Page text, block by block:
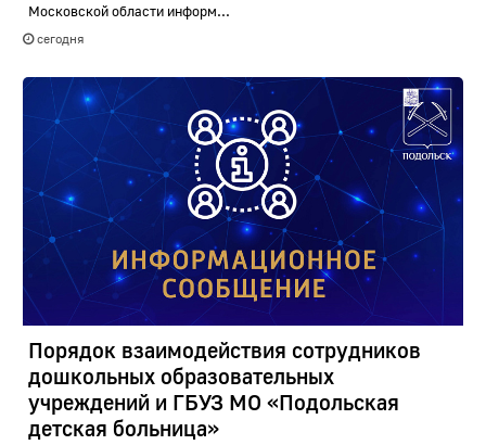
Московской области информ...
сегодня
Порядок взаимодействия сотрудников
дошкольных образовательных
учреждений и ГБУЗ МО «Подольская
детская больница»